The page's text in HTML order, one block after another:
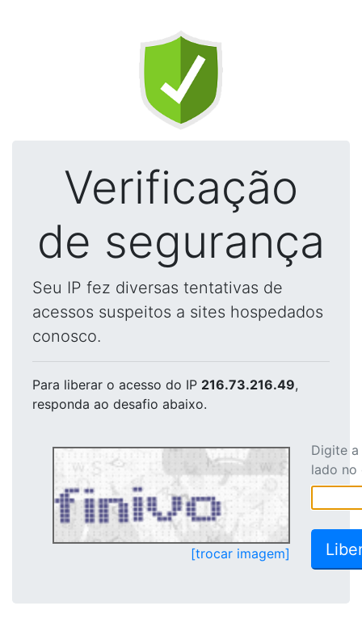
Verificação
de segurança
Seu IP fez diversas tentativas de
acessos suspeitos a sites hospedados
conosco.
Para liberar o acesso do IP 216.73.216.49,
responda ao desafio abaixo.
[trocar imagem]
Digite
lado no